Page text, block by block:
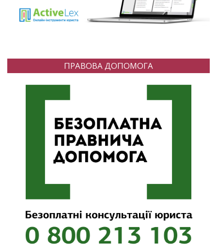
ПРАВОВА ДОПОМОГА